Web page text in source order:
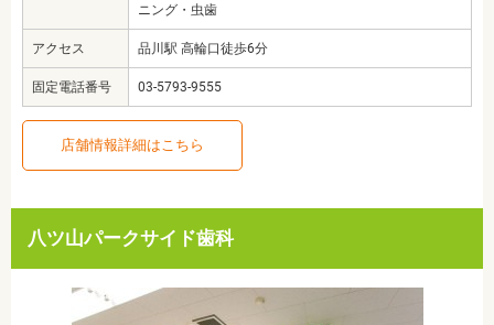
ニング・虫歯
アクセス 品川駅 高輪口徒歩6分
固定電話番号 03-5793-9555
店舗情報詳細はこちら
八ツ山パークサイド歯科